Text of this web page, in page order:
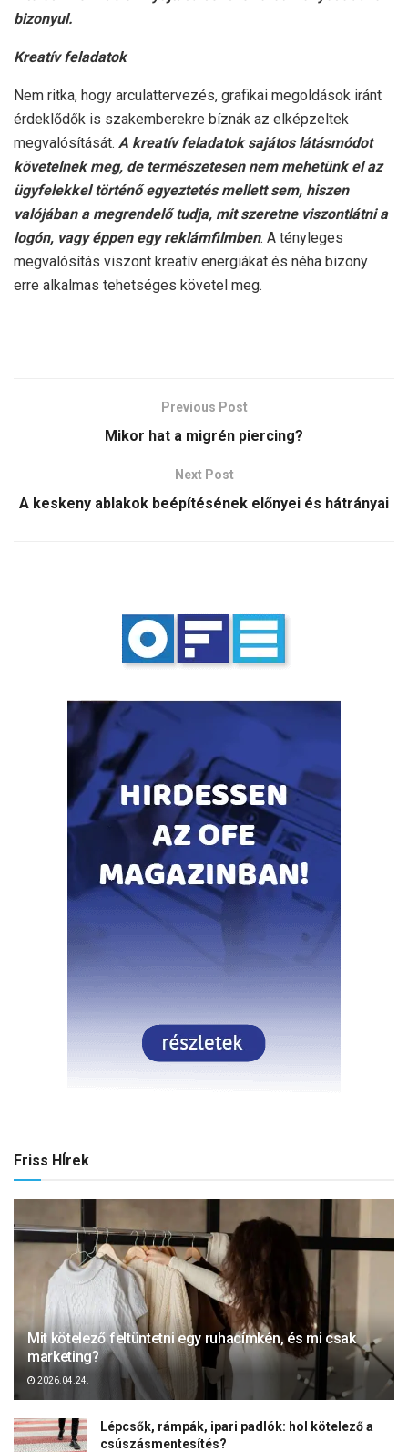
bizonyul.
Kreatív feladatok
Nem ritka, hogy arculattervezés, grafikai megoldások iránt
érdeklődők is szakemberekre bíznák az elképzeltek
megvalósítását. A kreatív feladatok sajátos látásmódot
követelnek meg, de természetesen nem mehetünk el az
ügyfelekkel történő egyeztetés mellett sem, hiszen
valójában a megrendelő tudja, mit szeretne viszontlátni a
logón, vagy éppen egy reklámfilmben. A tényleges
megvalósítás viszont kreatív energiákat és néha bizony
erre alkalmas tehetséges követel meg.
Previous Post
Mikor hat a migrén piercing?
Next Post
A keskeny ablakok beépítésének előnyei és hátrányai
Friss HÍrek
Mit kötelező feltüntetni egy ruhacímkén, és mi csak
marketing?
2026.04.24.
Lépcsők, rámpák, ipari padlók: hol kötelező a
csúszásmentesítés?